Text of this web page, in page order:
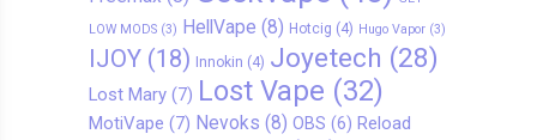
LOW MODS(3) HellVape (8) Hotcig (4) Hugo Vapor(3)
IJOY(18) Innokin (4) Joyetech (28)
Lost Mary(7) Lost Vape (32)
MotiVape (7) Nevoks (8) OBS (6) Reload